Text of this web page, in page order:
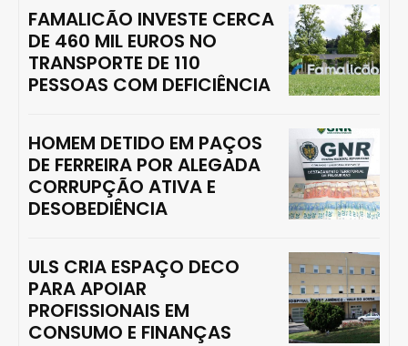
FAMALICÃO INVESTE CERCA
DE 460 MIL EUROS NO
TRANSPORTE DE 110
PESSOAS COM DEFICIÊNCIA
HOMEM DETIDO EM PAÇOS
DE FERREIRA POR ALEGADA
CORRUPÇÃO ATIVA E
DESOBEDIÊNCIA
ULS CRIA ESPAÇO DECO
PARA APOIAR
PROFISSIONAIS EM
CONSUMO E FINANÇAS